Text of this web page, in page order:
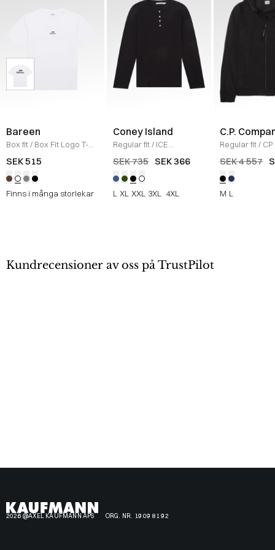
Bareen
Box fit/ Box Fit Logo T-
shirt /WHITE
SEK 515
Finns i många storlekar
Coney Island
Regular fit/ ICE
Sweatshirt
/BLACK
SEK 735 SEK 366
L XL XXL 3XL 4XL
C.P.
Regular fit/
Jacka /SORT
SEK 4 557
M L
Kundrecensioner av oss på TrustPilot
2026 @AXEL KAUFMANN APS ORG. NR. 19 09 81 92